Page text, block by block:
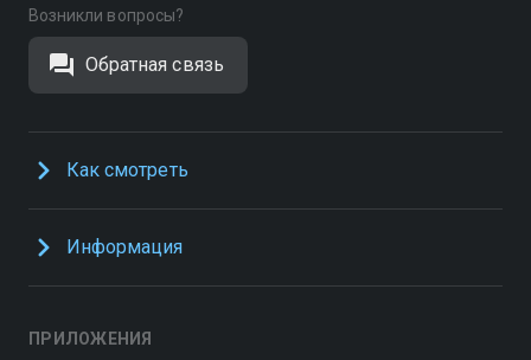
Возникли вопросы?
Обратная связь
Как смотреть
Информация
ПРИЛОЖЕНИЯ